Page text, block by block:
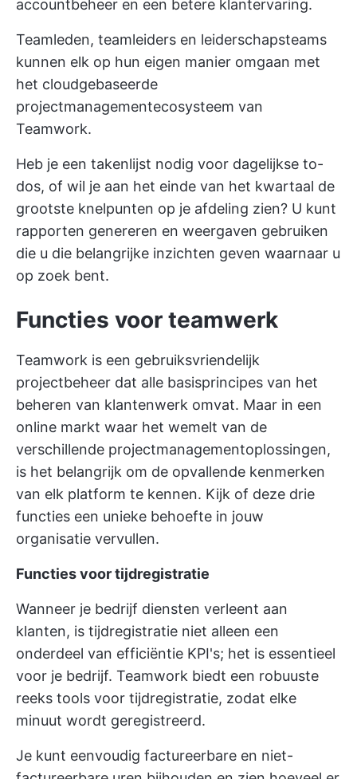
accountbeheer en een betere klantervaring.
Teamleden, teamleiders en leiderschapsteams
kunnen elk op hun eigen manier omgaan met
het cloudgebaseerde
projectmanagementecosysteem van
Teamwork.
Heb je een takenlijst nodig voor dagelijkse to-
dos, of wil je aan het einde van het kwartaal de
grootste knelpunten op je afdeling zien? U kunt
rapporten genereren en weergaven gebruiken
die u die belangrijke inzichten geven waarnaar u
op zoek bent.
Functies voor teamwerk
Teamwork is een gebruiksvriendelijk
projectbeheer dat alle basisprincipes van het
beheren van klantenwerk omvat. Maar in een
online markt waar het wemelt van de
verschillende projectmanagementoplossingen,
is het belangrijk om de opvallende kenmerken
van elk platform te kennen. Kijk of deze drie
functies een unieke behoefte in jouw
organisatie vervullen.
Functies voor tijdregistratie
Wanneer je bedrijf diensten verleent aan
klanten, is tijdregistratie niet alleen een
onderdeel van efficiëntie KPI's; het is essentieel
voor je bedrijf. Teamwork biedt een robuuste
reeks tools voor tijdregistratie, zodat elke
minuut wordt geregistreerd.
Je kunt eenvoudig factureerbare en niet-